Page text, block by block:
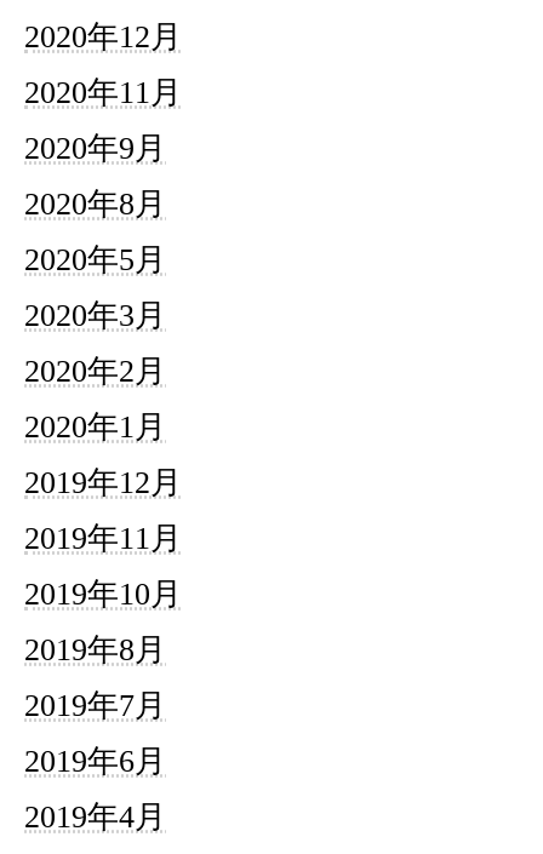
2020年12月
2020年11月
2020年9月
2020年8月
2020年5月
2020年3月
2020年2月
2020年1月
2019年12月
2019年11月
2019年10月
2019年8月
2019年7月
2019年6月
2019年4月